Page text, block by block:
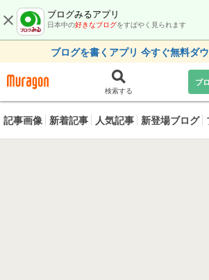
ブログみるアプリ
日本中の好きなブログをすばやく見られます
ブログを書くアプリ 今すぐ無料ダ
検索する
ブ
記事画像 新着記事 人気記事 新登場ブログ